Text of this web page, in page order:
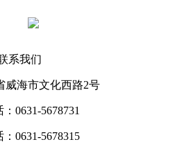
系我们
威海市文化西路2号
0631-5678731
0631-5678315